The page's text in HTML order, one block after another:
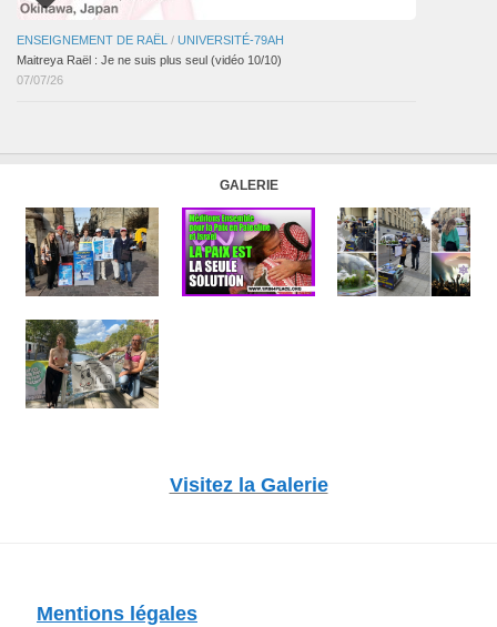
ENSEIGNEMENT DE RAËL / UNIVERSITÉ-79AH
Maitreya Raël : Je ne suis plus seul (vidéo 10/10)
07/07/26
GALERIE
Visitez la Galerie
Mentions légales